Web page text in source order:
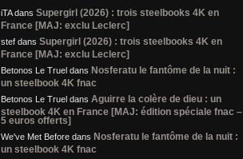
iTAdans Supergirl (2026) : trois steelbooks 4K en
France [MAJ: exclu Leclerc]
stef dans Supergirl (2026) : trois steelbooks 4K en
France [MAJ: exclu Leclerc]
Betonos Le Truel dans Nosferatu le fantôme de la nuit :
un steelbook 4K fnac
Betonos Le Truel dans Aguirre la colère de dieu : un
steelbook 4K en France [MAJ: édition spéciale fnac –
5 euros offerts]
We've Met Before dans Nosferatu le fantôme de la nuit :
un steelbook 4K fnac